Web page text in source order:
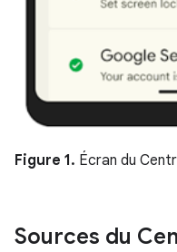
Figure 1. Écran du
Sources du